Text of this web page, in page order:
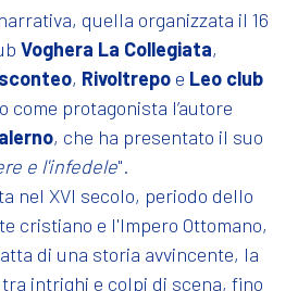
quella organizzata il 16
Voghera La Collegiata,
, Rivoltrepo e Leo club
come protagonista l’autore
, che ha presentato il suo
e l'infedele".
nel XVI secolo, periodo dello
cristiano e l'Impero Ottomano,
di una storia avvincente, la
intrighi e colpi di scena, fino